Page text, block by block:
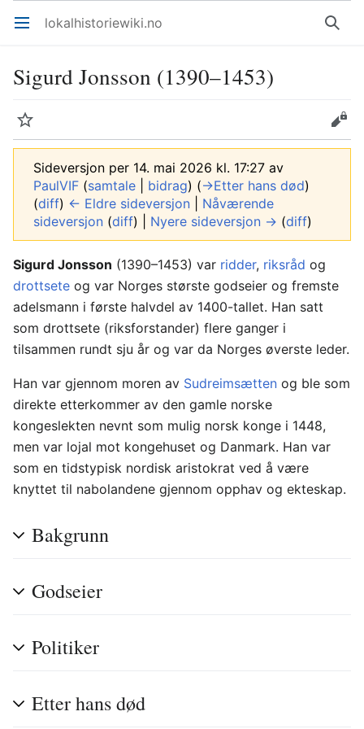
Åpne hovedmenyen lokalhistoriewiki.no Søk
Sigurd Jonsson (1390–1453)
Overvåk Rediger
Sideversjon per 14. mai 2026 kl. 17:27 av
PaulVIF (samtale bidrag) (→‎Etter hans død)
(diff) ← Eldre sideversjon
Nåværende
sideversjon (diff) | Nyere sideversjon → (diff)
Sigurd Jonsson (1390–1453) var ridder, riksråd og
drottsete og var Norges største godseier og fremste
adelsmann i første halvdel av 1400-tallet. Han satt
som drottsete (riksforstander) flere ganger i
tilsammen rundt sju år og var da Norges øverste leder.
Han var gjennom moren av Sudreimsætten og ble som
direkte etterkommer av den gamle norske
kongeslekten nevnt som mulig norsk konge i 1448,
men var lojal mot kongehuset og Danmark. Han var
som en tidstypisk nordisk aristokrat ved å være
knyttet til nabolandene gjennom opphav og ekteskap.
Bakgrunn
Godseier
Politiker
Etter hans død